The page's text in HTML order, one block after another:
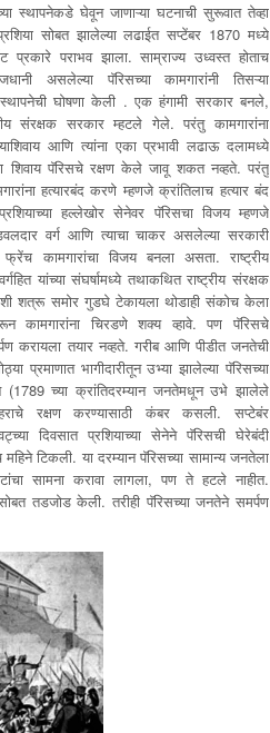
स्थापनेकडे घेवून जाणाऱ्या घटनाची सुरूवात तेव्हा
सोबत झालेल्या लढाईत सप्टेंबर 1870 मध्ये
प्रकारे पराभव झाला. साम्राज्य उध्वस्त होताच
असलेल्या पॅरिसच्या कामगारांनी तिसऱ्या
स्थापनेची घोषणा केली . एक हंगामी सरकार बनले,
संरक्षक सरकार म्हटले गेले. परंतु कामगारांना
आणि त्यांना एका प्रभावी लढाऊ दलामध्ये
शिवाय पॅरिसचे रक्षण केले जावू शकत नव्हते. परंतु
हत्यारबंद करणे म्हणजे क्रांतिलाच हत्यार बंद
हल्लेखोर सेनेवर पॅरिसचा विजय म्हणजे
वर्ग आणि त्याचा चाकर असलेल्या सरकारी
फ्रेंच कामगारांचा विजय बनला असता. राष्ट्रीय
यांच्या संघर्षामध्ये तथाकथित राष्ट्रीय संरक्षक
शत्रू समोर गुडघे टेकायला थोडाही संकोच केला
कामगारांना चिरडणे शक्य व्हावे. पण पॅरिसचे
करायला तयार नव्हते. गरीब आणि पीडीत जनतेची
प्रमाणात भागीदारीतून उभ्या झालेल्या पॅरिसच्या
(1789 च्या क्रांतिदरम्यान जनतेमधून उभे झालेले
रक्षण करण्यासाठी कंबर कसली. सप्टेबंर
दिवसात प्रशियाच्या सेनेने पॅरिसची घेरेबंदी
टिकली. या दरम्यान पॅरिसच्या सामान्य जनतेला
सामना करावा लागला, पण ते हटले नाहीत.
तडजोड केली. तरीही पॅरिसच्या जनतेने समर्पण